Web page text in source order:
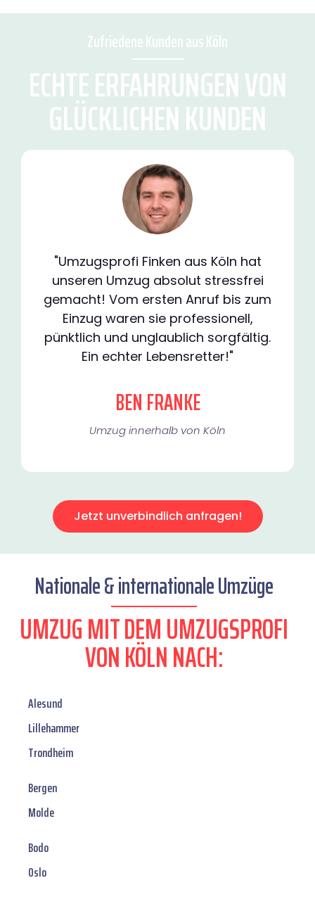
Zufriedene Kunden aus Köln
ECHTE ERFAHRUNGEN VON
GLÜCKLICHEN KUNDEN
"Umzugsprofi Finken aus Köln hat
unseren Umzug absolut stressfrei
gemacht! Vom ersten Anruf bis zum
Einzug waren sie professionell,
pünktlich und unglaublich sorgfältig.
Ein echter Lebensretter!"
BEN FRANKE
Umzug innerhalb von Köln​
Jetzt unverbindlich anfragen!
Nationale & internationale Umzüge
UMZUG MIT DEM UMZUGSPROFI
VON KÖLN NACH:
Alesund
Lillehammer
Trondheim
Bergen
Molde
Bodo
Oslo